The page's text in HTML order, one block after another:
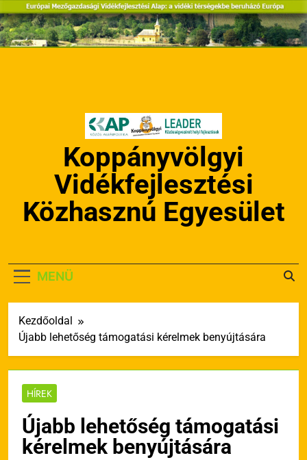
Ugrás
a
tartalomra
Koppányvölgyi
Vidékfejlesztési
Közhasznú Egyesület
MENÜ
Kezdőoldal
Újabb lehetőség támogatási kérelmek benyújtására
HÍREK
Újabb lehetőség támogatási
kérelmek benyújtására